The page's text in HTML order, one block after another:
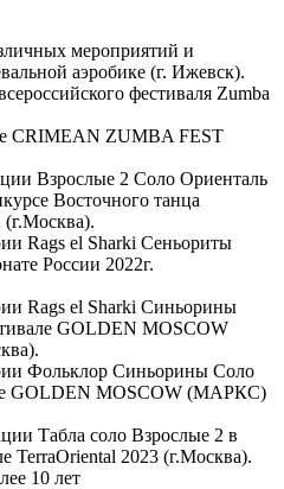
мероприятий и
аэробике (г. Ижевск).
фестиваля Zumba
CRIMEAN ZUMBA FEST
Взрослые 2 Соло Ориенталь
Восточного танца
Rags el Sharki Сеньориты
России 2022г.
Rags el Sharki Синьорины
GOLDEN MOSCOW
Фольклор Синьорины Соло
GOLDEN MOSCOW (МАРКС)
Табла соло Взрослые 2 в
TerraOriental 2023 (г.Москва).
10 лет